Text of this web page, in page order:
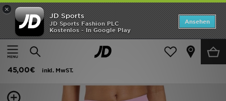
×
JD Sports
JD Sports Fashion PLC
Kostenlos - In Google Play
Ansehen
Startseite
Frauen Frauenkleidung Funktionsbekleidung
AYBL Enhance Seamless Leggings
45,00€
inkl. MwST.
Startseite
ANGEBOTE